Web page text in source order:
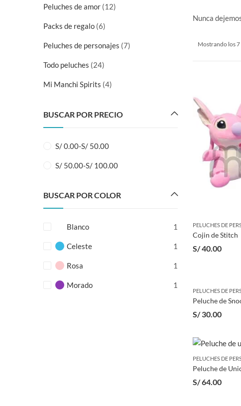
Nunca
Mostrando los
PELUCHES DE
Cojin de Stitch
S/40.00
PELUCHES DE
S/30.00
PELUCHES DE
Peluche de
S/64.00
Peluches de amor (12)
Packs de regalo (6)
Peluches de personajes (7)
Todo peluches (24)
Mi Manchi Spirits (4)
BUSCAR POR PRECIO
S/0.00-S/ 50.00
S/ 50.00-S/ 100.00
BUSCAR POR COLOR
Blanco 1
Celeste 1
Rosa 1
Morado 1